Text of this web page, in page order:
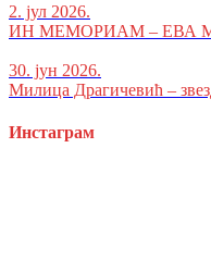
2. јул 2026.
ИН МЕМОРИАМ – ЕВА
30. јун 2026.
Милица Драгичевић –
Инстаграм